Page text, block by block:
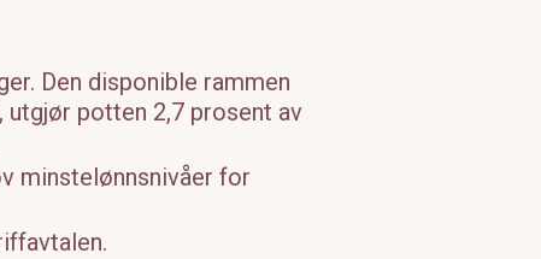
Den disponible rammen
potten 2,7 prosent av
minstelønnsnivåer for